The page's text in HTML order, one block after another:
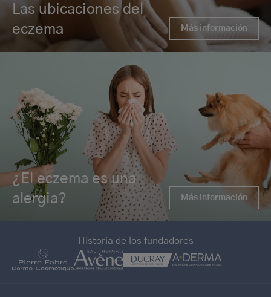
Las ubicaciones del
eczema
Más información
¿El eczema es una
alergia?
Más información
Historia de los fundadores